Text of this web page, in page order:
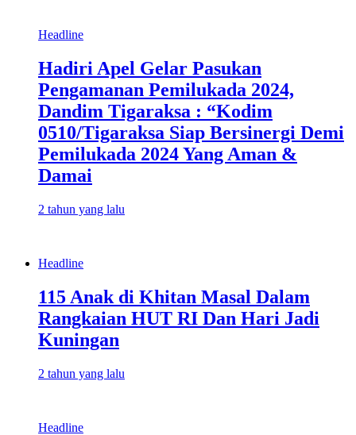
Headline
Hadiri Apel Gelar Pasukan
Pengamanan Pemilukada 2024,
Dandim Tigaraksa : “Kodim
0510/Tigaraksa Siap Bersinergi Demi
Pemilukada 2024 Yang Aman &
Damai
2 tahun yang lalu
Headline
115 Anak di Khitan Masal Dalam
Rangkaian HUT RI Dan Hari Jadi
Kuningan
2 tahun yang lalu
Headline